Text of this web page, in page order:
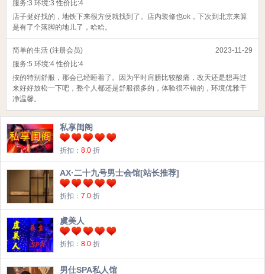
服务:3 环境:3 性价比:4
店子挺好找的，地铁下来很方便就找到了。店内装修也ok，下次到北京来算
是有了个落脚的地儿了，哈哈。
2023-11-29
简单的生活 (注册会员)
服务:5 环境:4 性价比:4
按的特别舒服，那会已经睡着了。因为平时肩膀比较酸痛，改天还是想再过
来好好放松一下吧，整个人都还是舒服很多的，体验很不错的，环境优雅干
净温馨。
私享闺阁
折扣： 8.0 折
AX·二十九号男士会馆[站长推荐]
折扣： 7.0 折
虞美人
折扣： 8.0 折
男仕SPA私人馆